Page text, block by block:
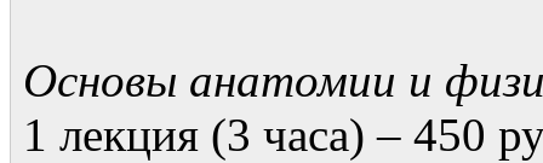
Основы анатомии и
1 лекция (3 часа) – 450